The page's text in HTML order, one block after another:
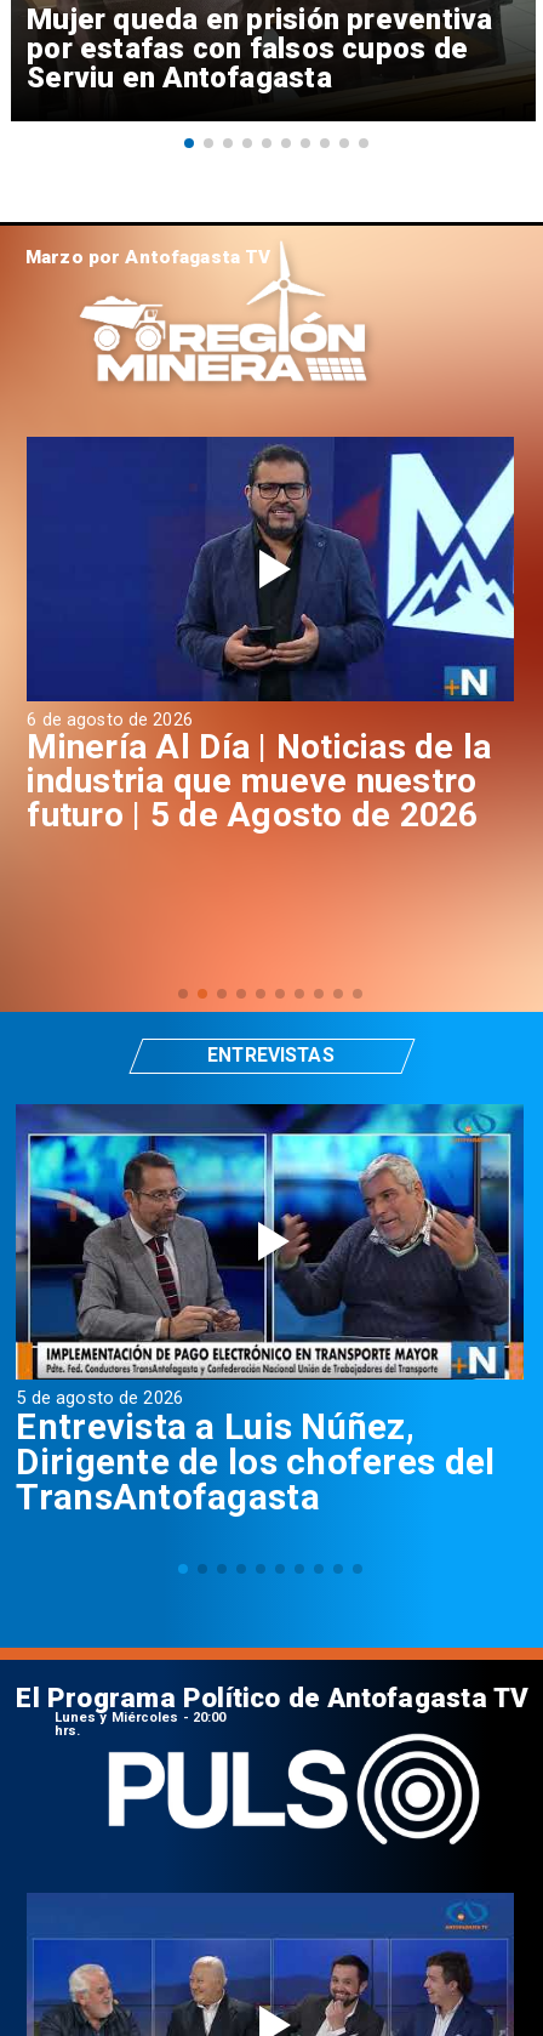
Mujer queda en prisión preventiva
por estafas con falsos cupos de
Serviu en Antofagasta
6 de agosto de 2026
Minería Al Día | Noticias de la
industria que mueve nuestro
futuro | 5 de Agosto de 2026
Marzo por Antofagasta TV
5 de agosto de 2026
Entrevista a Luis Núñez,
Dirigente de los choferes del
TransAntofagasta
ENTREVISTAS
El Programa Político de Antofagasta TV
Lunes y Miércoles - 20:00
hrs.